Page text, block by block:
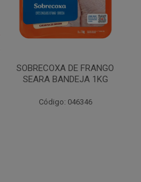
SOBRECOXA DE FRANGO
SEARA BANDEJA 1KG
Código: 046346